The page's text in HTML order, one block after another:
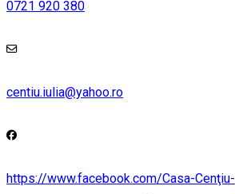
0721 920 380
centiu.iulia@yahoo.ro
https://www.facebook.com/Casa-Cenţiu-